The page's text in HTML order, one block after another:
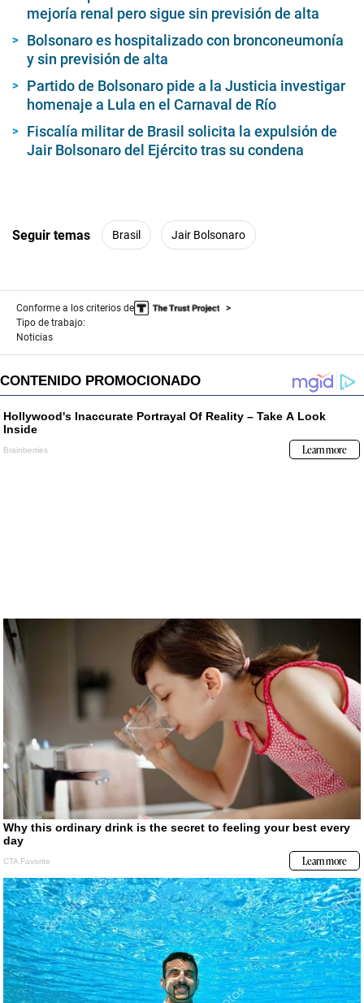
mejoría renal pero sigue sin previsión de alta
Bolsonaro es hospitalizado con bronconeumonía
y sin previsión de alta
Partido de Bolsonaro pide a la Justicia investigar
homenaje a Lula en el Carnaval de Río
Fiscalía militar de Brasil solicita la expulsión de
Jair Bolsonaro del Ejército tras su condena
Seguir temas Brasil Jair Bolsonaro
Conforme a los criterios de
Tipo de trabajo:
Noticias